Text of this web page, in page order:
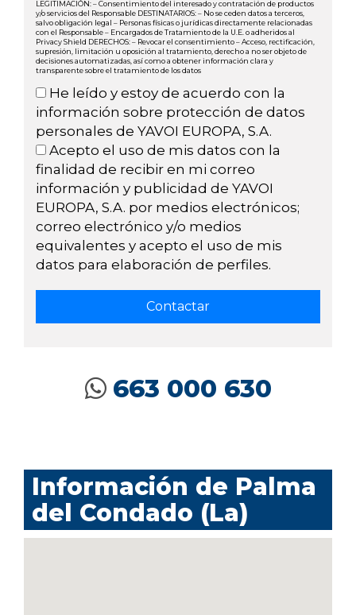
LEGITIMACIÓN: – Consentimiento del interesado y contratación de productos
y/o servicios del Responsable DESTINATARIOS: – No se ceden datos a terceros,
salvo obligación legal – Personas físicas o jurídicas directamente relacionadas
con el Responsable – Encargados de Tratamiento de la U.E. o adheridos al
Privacy Shield DERECHOS: – Revocar el consentimiento – Acceso, rectificación,
supresión, limitación u oposición al tratamiento, derecho a no ser objeto de
decisiones automatizadas, así como a obtener información clara y
transparente sobre el tratamiento de los datos
He leído y estoy de acuerdo con la
información sobre protección de datos
personales de YAVOI EUROPA, S.A.
Acepto el uso de mis datos con la
finalidad de recibir en mi correo
información y publicidad de YAVOI
EUROPA, S.A. por medios electrónicos;
correo electrónico y/o medios
equivalentes y acepto el uso de mis
datos para elaboración de perfiles.
663 000 630
Información de Palma
del Condado (La)